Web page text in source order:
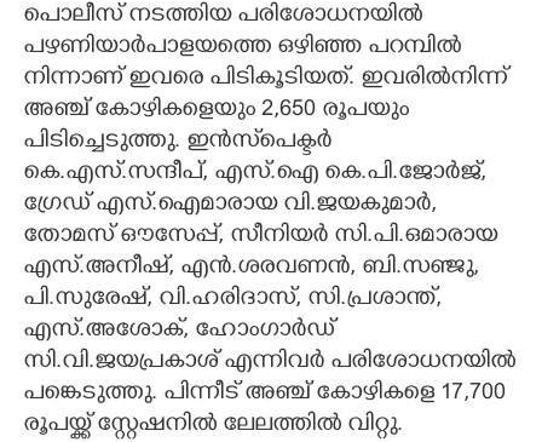
പൊലീസ് നടത്തിയ പരിശോധനയിൽ
പഴണിയാർപാളയത്തെ ഒഴിഞ്ഞ പറമ്പിൽ
നിന്നാണ് ഇവരെ പിടികൂടിയത്. ഇവരിൽനിന്ന്
അഞ്ച് കോഴികളെയും 2,650 രൂപയും
പിടിച്ചെടുത്തു. ഇൻസ്‌പെക്ടർ
കെ.എസ്.സന്ദീപ്, എസ്.ഐ കെ.പി.ജോർജ്,
ഗ്രേഡ് എസ്.ഐമാരായ വി.ജയകുമാർ,
തോമസ് ഔസേപ്പ്, സീനിയർ സി.പി.ഒമാരായ
എസ്.അനീഷ്, എൻ.ശരവണൻ, ബി.സഞ്ജു,
പി.സുരേഷ്, വി.ഹരിദാസ്, സി.പ്രശാന്ത്,
എസ്.അശോക്, ഹോംഗാർഡ്
സി.വി.ജയപ്രകാശ് എന്നിവർ പരിശോധനയിൽ
പങ്കെടുത്തു. പിന്നീട് അഞ്ച് കോഴികളെ 17,700
രൂപയ്ക്ക് സ്റ്റേഷനിൽ ലേലത്തിൽ വിറ്റു.